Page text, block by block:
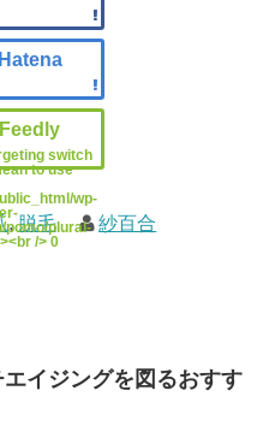
switch
to use
wp-
pomo/plural-
/> 0
,脱毛 紗百合
イジングを図るおすす